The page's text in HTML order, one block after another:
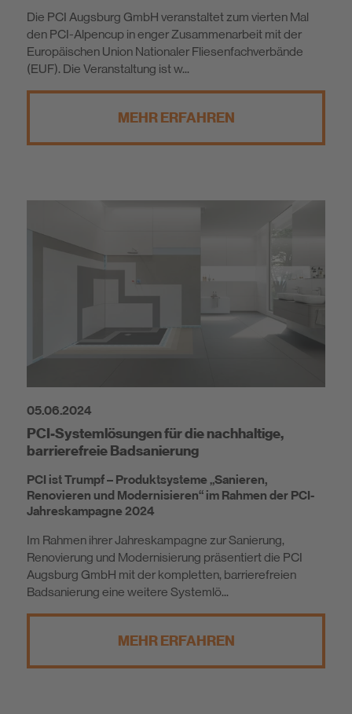
Die PCI Augsburg GmbH veranstaltet zum vierten Mal
den PCI-Alpencup in enger Zusammenarbeit mit der
Europäischen Union Nationaler Fliesenfachverbände
(EUF). Die Veranstaltung ist w...
MEHR ERFAHREN
05.06.2024
PCI-Systemlösungen für die nachhaltige,
barrierefreie Badsanierung
PCI ist Trumpf – Produktsysteme „Sanieren,
Renovieren und Modernisieren“ im Rahmen der PCI-
Jahreskampagne 2024
Im Rahmen ihrer Jahreskampagne zur Sanierung,
Renovierung und Modernisierung präsentiert die PCI
Augsburg GmbH mit der kompletten, barrierefreien
Badsanierung eine weitere Systemlö...
MEHR ERFAHREN